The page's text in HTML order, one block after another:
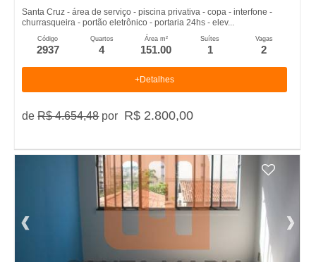
Santa Cruz - área de serviço - piscina privativa - copa - interfone -
churrasqueira - portão eletrônico - portaria 24hs - elev...
Código
2937
Quartos
4
Área m²
151.00
Suítes
1
Vagas
2
+Detalhes
deR$ 4.654,48por R$ 2.800,00